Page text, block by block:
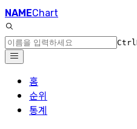
NAMEChart
Ctrl
홈
순위
통계